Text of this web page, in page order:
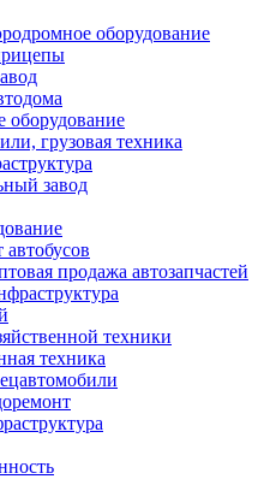
оборудование
грузовая техника
завод
продажа автозапчастей
техники
техника